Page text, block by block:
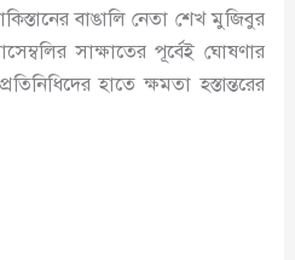
বাঙালি নেতা শেখ মুজিবুর
সাক্ষাতের পূর্বেই ঘোষণার
হাতে ক্ষমতা হস্তান্তরের